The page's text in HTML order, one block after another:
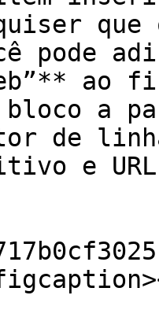
quiser
pode
ao
bloco a
de
e